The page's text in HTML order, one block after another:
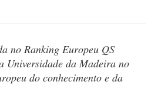
no Ranking Europeu QS
Universidade da Madeira no
do conhecimento e da